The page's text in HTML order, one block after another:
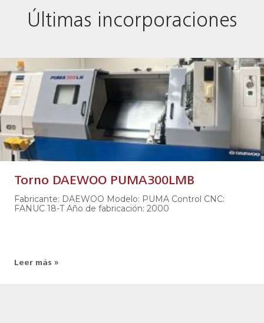
Últimas incorporaciones
Torno DAEWOO PUMA300LMB
Fabricante: DAEWOO Modelo: PUMA Control CNC:
FANUC 18-T Año de fabricación: 2000
Leer más »